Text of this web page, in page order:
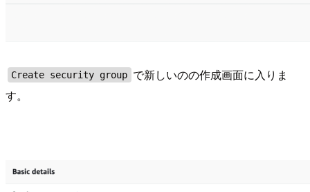
Create security group で新しいのの作成画面に入りま
す。